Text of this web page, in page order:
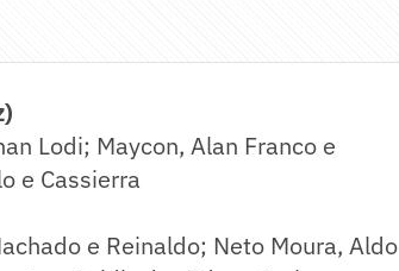
Lodi; Maycon, Alan Franco e
e Cassierra
e Reinaldo; Neto Moura, Aldo